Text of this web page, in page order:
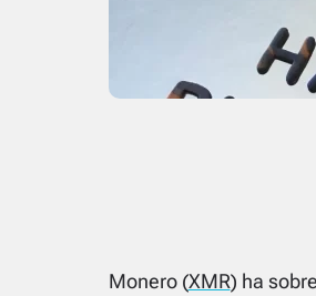
Monero (XMR) ha